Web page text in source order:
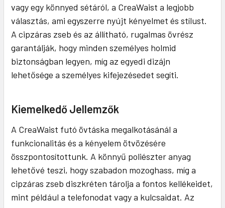
vagy egy könnyed sétáról, a CreaWaist a legjobb
választás, ami egyszerre nyújt kényelmet és stílust.
A cipzáras zseb és az állítható, rugalmas övrész
garantálják, hogy minden személyes holmid
biztonságban legyen, míg az egyedi dizájn
lehetősége a személyes kifejezésedet segíti.
Kiemelkedő Jellemzők
A CreaWaist futó övtáska megalkotásánál a
funkcionalitás és a kényelem ötvözésére
összpontosítottunk. A könnyű poliészter anyag
lehetővé teszi, hogy szabadon mozoghass, míg a
cipzáras zseb diszkréten tárolja a fontos kellékeidet,
mint például a telefonodat vagy a kulcsaidat. Az